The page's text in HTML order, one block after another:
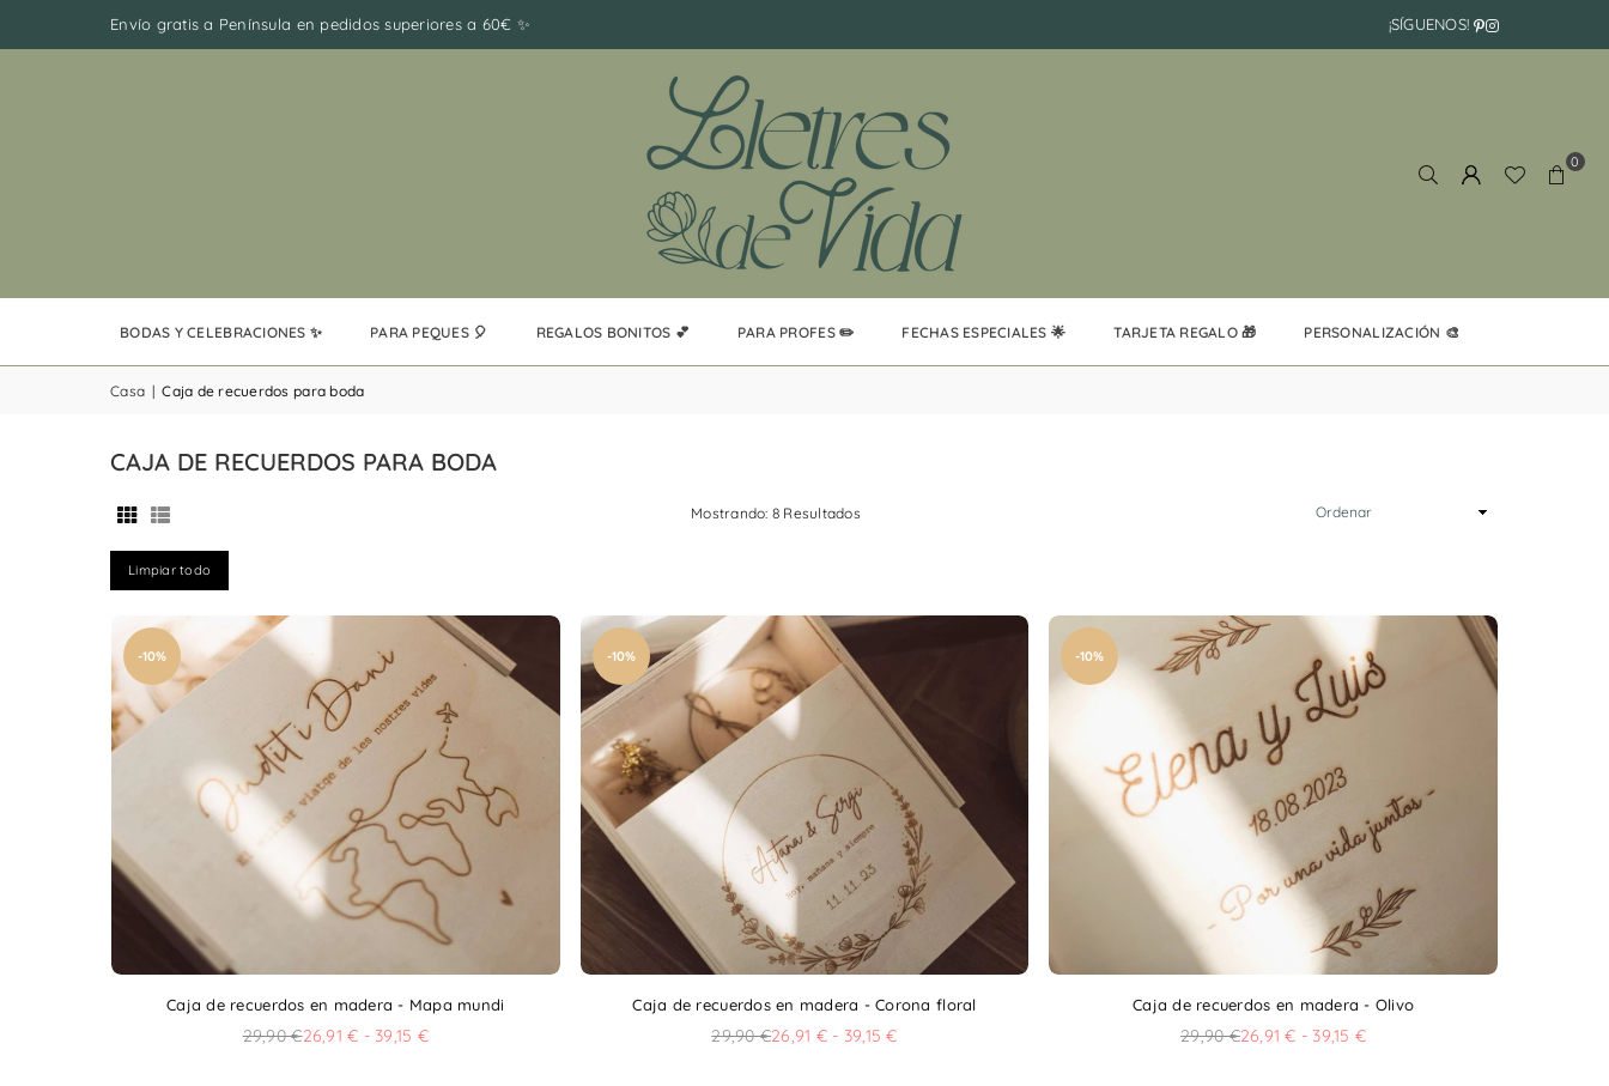
Envío gratis a Península en pedidos superiores a 60€ ✨ ¡SÍGUENOS! Pinterest
Instagram
0
BODAS Y CELEBRACIONES ✨ PARA PEQUES 🎈 REGALOS BONITOS 💕 PARA PROFES ✏️ FECHAS ESPECIALES 🌟 TARJETA REGALO 🎁 PERSONALIZACIÓN 🎨
Casa | Caja de recuerdos para boda
CAJA DE RECUERDOS PARA BODA
Mostrando: 8 Resultados Ordenar
Limpiar todo
-10%
Caja de recuerdos en madera - Mapa mundi
Precio
29,90 €26,91 € - 39,15 €
-10%
Caja de recuerdos en madera - Corona floral
Precio
29,90 €26,91 € - 39,15 €
-10%
Caja de recuerdos en madera - Olivo
Precio
29,90 €26,91 € - 39,15 €